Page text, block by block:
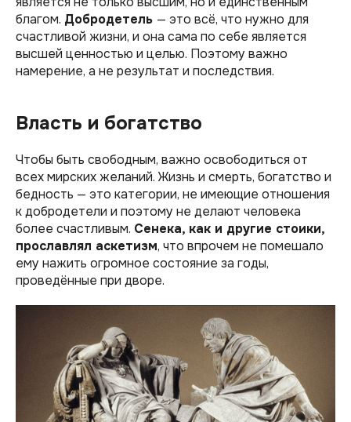
благом. Добродетель — это всё, что нужно для
счастливой жизни, и она сама по себе является
высшей ценностью и целью. Поэтому важно
намерение, а не результат и последствия.
Власть и богатство
Чтобы быть свободным, важно освободиться от
всех мирских желаний. Жизнь и смерть, богатство и
бедность — это категории, не имеющие отношения
к добродетели и поэтому не делают человека
более счастливым. Сенека, как и другие стоики,
прославлял аскетизм, что впрочем не помешало
ему нажить огромное состояние за годы,
проведённые при дворе.